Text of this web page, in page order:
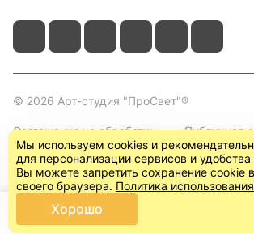
© 2026 Арт-студия "ПроСвет"®
Соглашение на обработку
персональных данных
Публичная
соглашение)
Главная Каталог
Мы используем cookies и
для персонализации сервисов и удобства
Вы можете запретить сохранение cookie
своего браузера. Политика
Хорошо